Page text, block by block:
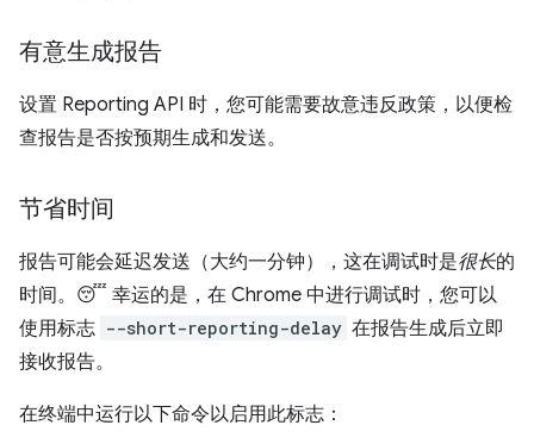
有意生成报告
设置 Reporting API 时，您可能需要故意违反政策，以便检
查报告是否按预期生成和发送。
节省时间
报告可能会延迟发送（大约一分钟），这在调试时是很长的
时间。😴 幸运的是，在 Chrome 中进行调试时，您可以
使用标志 --short-reporting-delay 在报告生成后立即
接收报告。
在终端中运行以下命令以启用此标志：